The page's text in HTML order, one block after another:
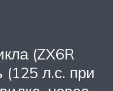
(ZX6R
(125 л.с. при